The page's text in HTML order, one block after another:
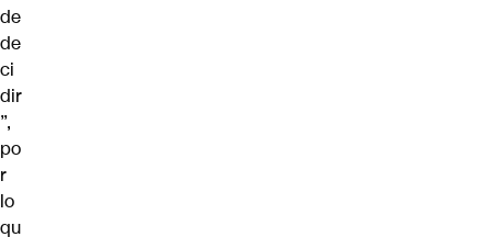
de
de
ci
dir
”,
po
r
lo
qu